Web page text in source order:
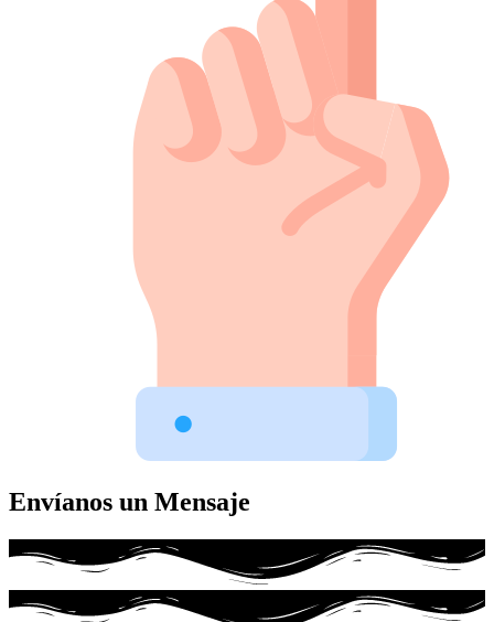
Envíanos un Mensaje